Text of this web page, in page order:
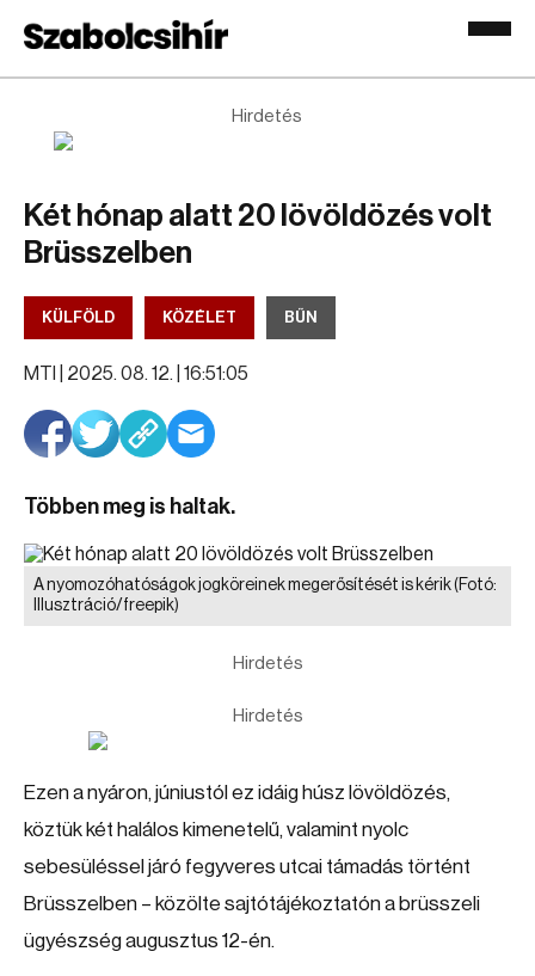
Hirdetés
Két hónap alatt 20 lövöldözés volt
Brüsszelben
KÜLFÖLD KÖZÉLET BŰN
MTI | 2025. 08. 12. | 16:51:05
Többen meg is haltak.
A nyomozóhatóságok jogköreinek megerősítését is kérik(Fotó:
Illusztráció/freepik)
Hirdetés
Hirdetés
Ezen a nyáron, júniustól ez idáig húsz lövöldözés,
köztük két halálos kimenetelű, valamint nyolc
sebesüléssel járó fegyveres utcai támadás történt
Brüsszelben – közölte sajtótájékoztatón a brüsszeli
ügyészség augusztus 12-én.